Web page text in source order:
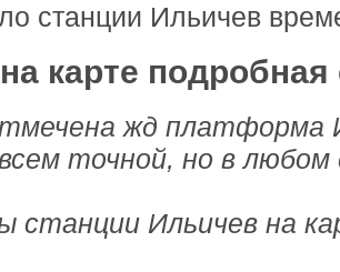
станции Ильичев
карте подробная
жд платформа
точной, но в любом
станции Ильичев на